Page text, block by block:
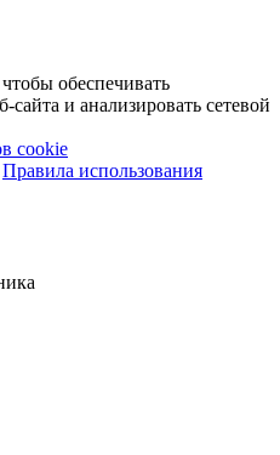
обеспечивать
и анализировать сетевой
cookie
Правила использования